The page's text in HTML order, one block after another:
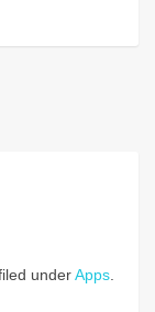
underApps